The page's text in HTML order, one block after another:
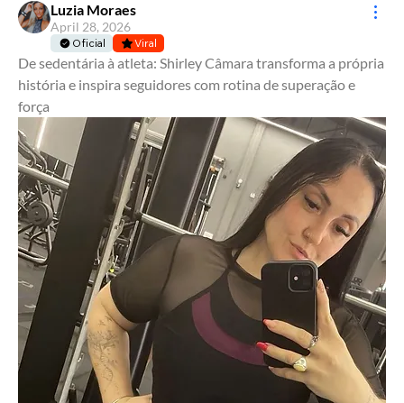
Luzia Moraes
April 28, 2026
Oficial Viral
De sedentária à atleta: Shirley Câmara transforma a própria
história e inspira seguidores com rotina de superação e
força